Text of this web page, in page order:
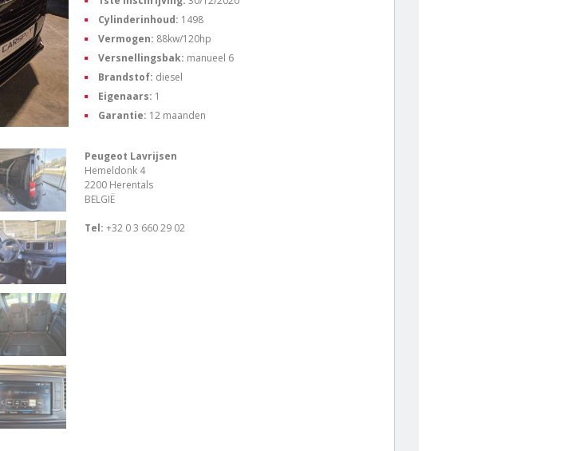
Cylinderinhoud: 1498
Vermogen: 88kw/120hp
Versnellingsbak: manueel 6
Brandstof: diesel
Eigenaars: 1
Garantie: 12 maanden
Peugeot Lavrijsen
Hemeldonk 4
2200 Herentals
BELGIË
Tel: +32 0 3 660 29 02